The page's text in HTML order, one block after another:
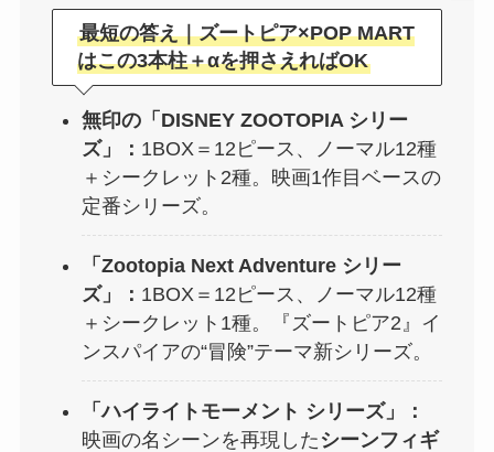
最短の答え｜ズートピア×POP MART
はこの3本柱＋αを押さえればOK
無印の「DISNEY ZOOTOPIA シリー
ズ」： 1BOX＝12ピース、ノーマル12種
＋シークレット2種。映画1作目ベースの
定番シリーズ。
「Zootopia Next Adventure シリー
ズ」： 1BOX＝12ピース、ノーマル12種
＋シークレット1種。『ズートピア2』イ
ンスパイアの“冒険”テーマ新シリーズ。
「ハイライトモーメント シリーズ」：
映画の名シーンを再現した シーンフィギ